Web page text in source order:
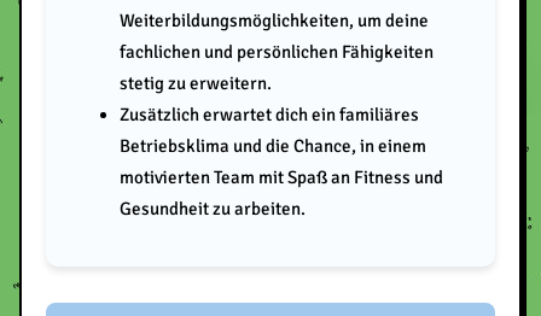
Weiterbildungsmöglichkeiten, um deine
fachlichen und persönlichen Fähigkeiten
stetig zu erweitern.
Zusätzlich erwartet dich ein familiäres
Betriebsklima und die Chance, in einem
motivierten Team mit Spaß an Fitness und
Gesundheit zu arbeiten.